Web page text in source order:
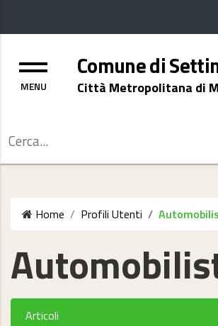
Menu Comune di
Città Metropolitana di
Home Profili Utenti
Articoli